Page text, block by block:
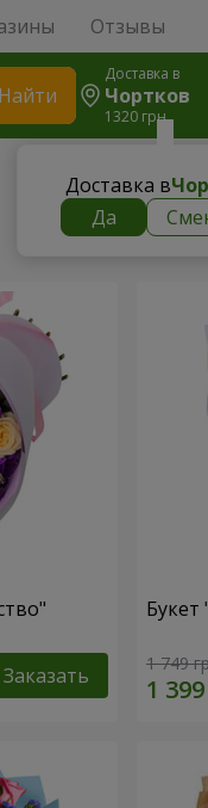
Отзывы
Найти
Доставка в
Чортков
1320 грн
Доставка в
Да
Заказать
Букет
1 749